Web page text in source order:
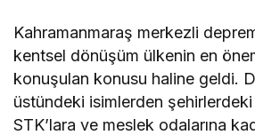
Kahramanmaraş merkezli
kentsel dönüşüm ülkenin en
konuşulan konusu haline geldi.
üstündeki isimlerden
STK’lara ve meslek odalarına